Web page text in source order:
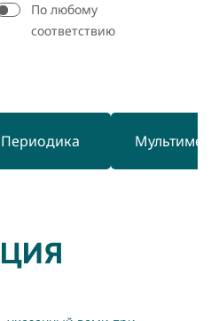
По любому
соответствию
Периодика